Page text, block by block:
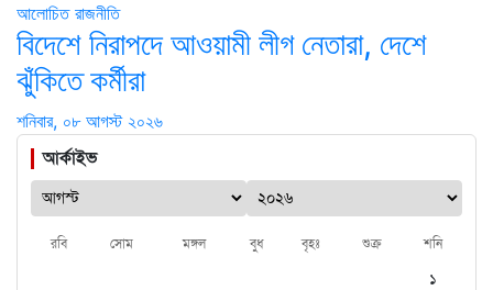
আলোচিত রাজনীতি
বিদেশে নিরাপদে আওয়ামী লীগ নেতারা, দেশে
ঝুঁকিতে কর্মীরা
শনিবার, ০৮ আগস্ট ২০২৬
আর্কাইভ
রবি সোম মঙ্গল বুধ বৃহঃ শুক্র শনি
১